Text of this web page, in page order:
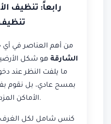
رابعاً: تنظيف
من أهم العناصر في أي
الشارقة هو شكل
ما يلفت النظر عند
بمسح عادي، بل نقوم
الأماكن المزدحمة كالصالة والممرات.
كنس شامل لكل الغرف